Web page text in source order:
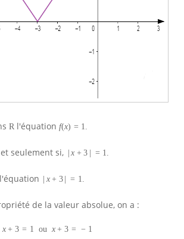
R l'équation f(x) = 1.
seulement si, x + 3 = 1.
x + 3 = 1.
de la valeur absolue, on a :
x + 3 = 1 ou x + 3 = − 1